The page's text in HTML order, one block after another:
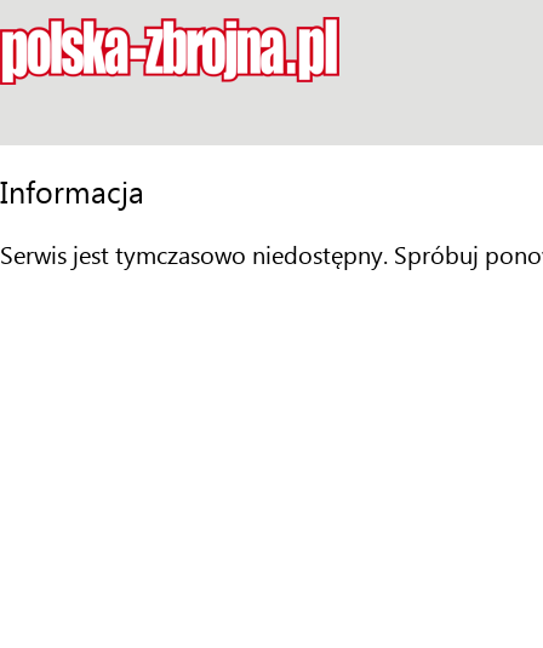
Informacja
Serwis jest tymczasowo niedostępny. Spróbuj